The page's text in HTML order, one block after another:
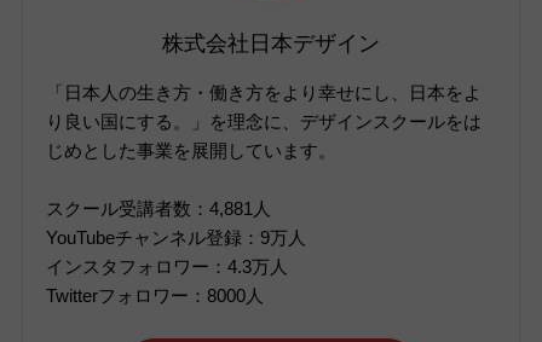
株式会社日本デザイン
「日本人の生き方・働き方をより幸せにし、日本をよ
り良い国にする。」を理念に、デザインスクールをは
じめとした事業を展開しています。
スクール受講者数：4,881人
YouTubeチャンネル登録：9万人
インスタフォロワー：4.3万人
Twitterフォロワー：8000人